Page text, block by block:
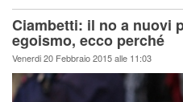
Ciambetti: il no a nuovi
egoismo, ecco perché
Venerdi 20 Febbraio 2015 alle 11:03